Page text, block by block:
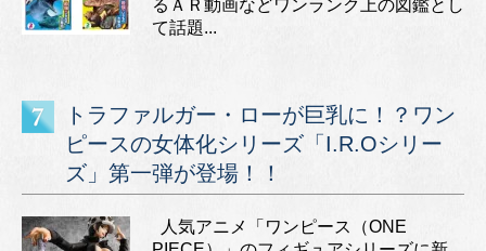
るＡＲ動画などワンランク上の図鑑とし
て話題...
トラファルガー・ローが巨乳に！？ワン
ピースの女体化シリーズ「I.R.Oシリー
ズ」第一弾が登場！！
人気アニメ「ワンピース（ONE